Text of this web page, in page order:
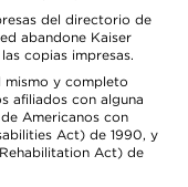
del directorio de
abandone Kaiser
copias impresas.
mismo y completo
afiliados con alguna
Americanos con
Act) de 1990, y
Act) de